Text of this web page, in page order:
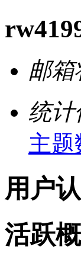
邮
统计
主题
用户
活跃